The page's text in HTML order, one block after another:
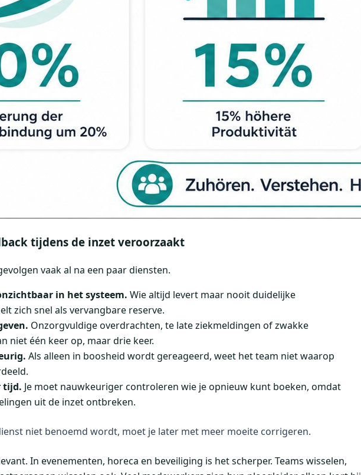
tijdens de inzet veroorzaakt
vaak al na een paar diensten.
in het systeem. Wie altijd levert maar nooit duidelijke
zich snel als vervangbare reserve.
Onzorgvuldige overdrachten, te late ziekmeldingen of zwakke
niet één keer op, maar drie keer.
Als alleen in boosheid wordt gereageerd, weet het team niet waarop
tijd. Je moet nauwkeuriger controleren wie je opnieuw kunt boeken, omdat
uit de inzet ontbreken.
niet benoemd wordt, moet je later met meer moeite corrigeren.
In evenementen, horeca en beveiliging is het scherper. Teams wisselen,